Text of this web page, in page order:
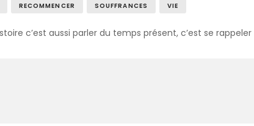
RECOMMENCER SOUFFRANCES VIE
c’est aussi parler du temps présent, c’est se